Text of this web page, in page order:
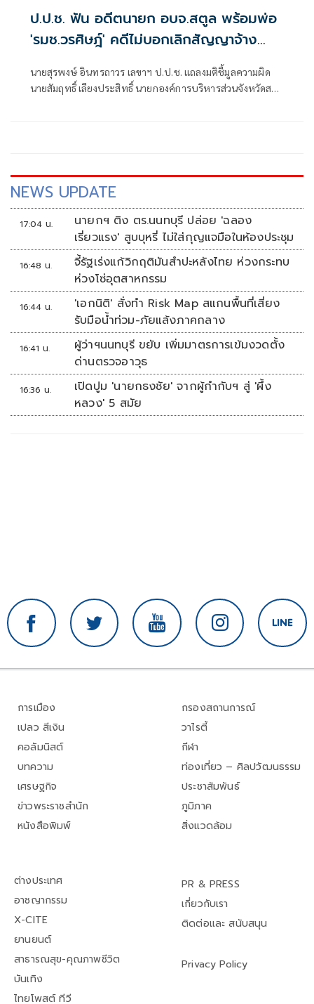
ป.ป.ช. ฟัน อดีตนายก อบจ.สตูล พร้อมพ่อ
'รมช.วรศิษฎ์' คดีไม่บอกเลิกสัญญาจ้าง
นายสุรพงษ์ อินทรถาวร เลขาฯ ป.ป.ช. แถลงมติชี้มูลความผิด
นายสัมฤทธิ์ เลียงประสิทธิ์ นายกองค์การบริหารส่วนจังหวัดสตูล
NEWS UPDATE
17:04 น.
นายกฯ ติง ตร.นนทบุรี ปล่อย 'ฉลอง
เรี่ยวแรง' สูบบุหรี่ ไม่ใส่กุญแจมือในห้องประชุม
16:48 น.
จี้รัฐเร่งแก้วิกฤติมันสำปะหลังไทย ห่วงกระทบ
ห่วงโซ่อุตสาหกรรม
16:44 น.
'เอกนิติ' สั่งทำ Risk Map สแกนพื้นที่เสี่ยง
รับมือน้ำท่วม-ภัยแล้งภาคกลาง
16:41 น.
ผู้ว่าฯนนทบุรี ขยับ เพิ่มมาตรการเข้มงวดตั้ง
ด่านตรวจอาวุธ
16:36 น.
เปิดปูม 'นายกธงชัย' จากผู้กำกับฯ สู่ 'ผึ้ง
หลวง' 5 สมัย
การเมือง
เปลว สีเงิน
คอลัมนิสต์
บทความ
เศรษฐกิจ
ข่าวพระราชสำนัก
หนังสือพิมพ์
กรองสถานการณ์
วาไรตี้
กีฬา
ท่องเที่ยว – ศิลปวัฒนธรรม
ประชาสัมพันธ์
ภูมิภาค
สิ่งแวดล้อม
ต่างประเทศ
อาชญากรรม
X-CITE
ยานยนต์
สาธารณสุข-คุณภาพชีวิต
บันเทิง
ไทยโพสต์ ทีวี
PR & PRESS
เกี่ยวกับเรา
ติดต่อและ สนับสนุน
Privacy Policy